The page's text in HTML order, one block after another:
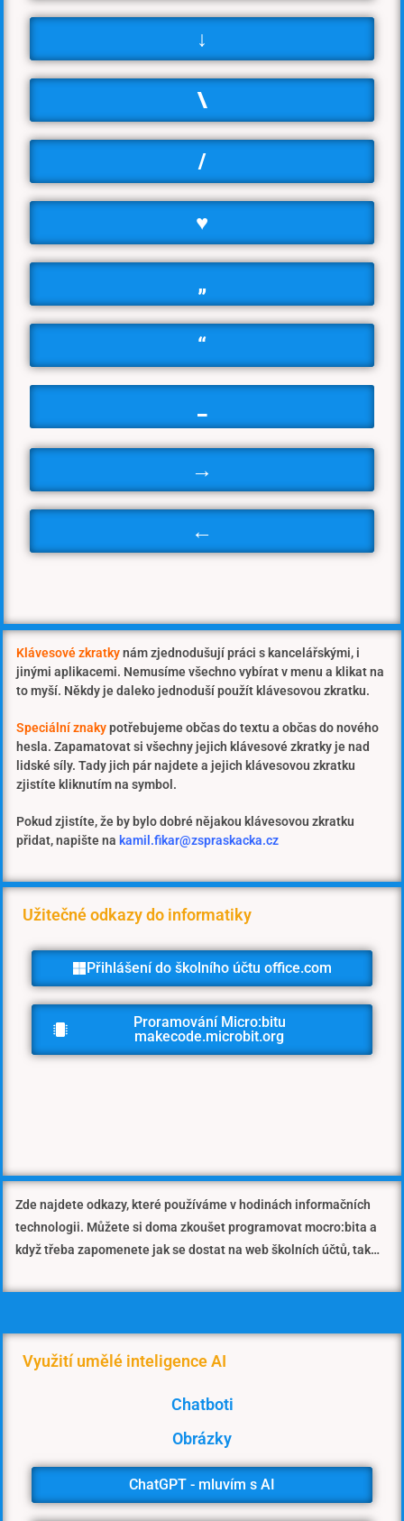
↓
\
/
♥
„
“
→
←
Klávesové zkratkynám zjednodušují práci s kancelářskými, i
jinými aplikacemi. Nemusíme všechno vybírat v menu a klikat na
to myší. Někdy je daleko jednoduší použít klávesovou zkratku.
Speciální znakypotřebujeme občas do textu a občas do nového
hesla. Zapamatovat si všechny jejich klávesové zkratky je nad
lidské síly. Tady jich pár najdete a jejich klávesovou zkratku
zjistíte kliknutím na symbol.
Pokud zjistíte, že by bylo dobré nějakou klávesovou zkratku
přidat, napište na kamil.fikar@zspraskacka.cz
Užitečné odkazy do informatiky
Přihlášení do školního účtu office.com
Proramování Micro:bitu
makecode.microbit.org
Zde najdete odkazy, které používáme v hodinách informačních
technologii. Můžete si doma zkoušet programovat mocro:bita a
když třeba zapomenete jak se dostat na web školních účtů, tak…
Využití umělé inteligence AI
Chatboti
Obrázky
ChatGPT - mluvím s AI